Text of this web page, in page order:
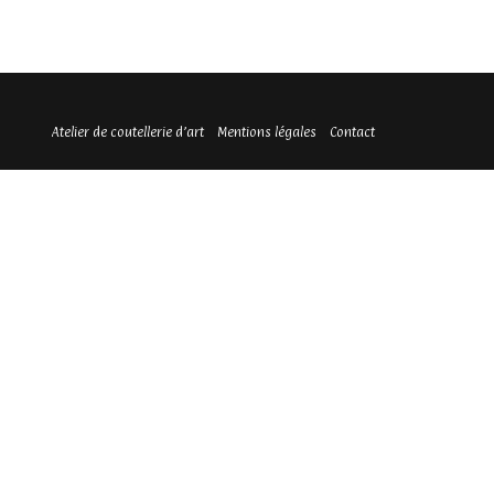
Atelier de coutellerie d’art Mentions légales Contact